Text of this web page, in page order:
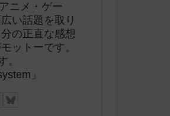
ニメ・ゲー
い話題を取り
の正直な感想
ットーです。
。
」